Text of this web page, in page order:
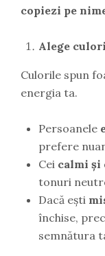
copiezi pe
Alege
Culorile spun
energia ta.
Persoanele
prefere
Cei calmi
tonuri
Dacă ești
închise,
semnătura